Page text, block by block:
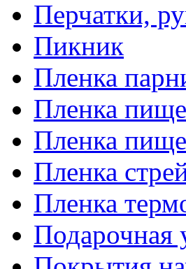
Перчатки,
Пикник
Пленка
Пленка
Пленка
Пленка
Пленка
Подарочная